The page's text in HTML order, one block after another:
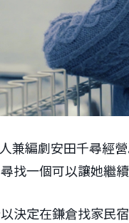
兼編劇安田千尋經
找一個可以讓她繼
決定在鎌倉找家